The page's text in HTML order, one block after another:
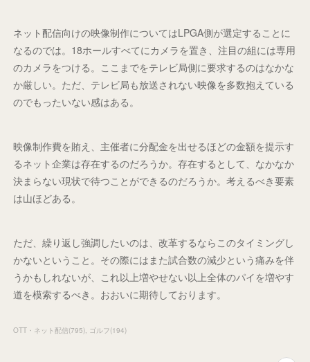
ネット配信向けの映像制作についてはLPGA側が選定することに
なるのでは。18ホールすべてにカメラを置き、注目の組には専用
のカメラをつける。ここまでをテレビ局側に要求するのはなかな
か厳しい。ただ、テレビ局も放送されない映像を多数抱えている
のでもったいない感はある。
映像制作費を賄え、主催者に分配金を出せるほどの金額を提示す
るネット企業は存在するのだろうか。存在するとして、なかなか
決まらない現状で待つことができるのだろうか。考えるべき要素
は山ほどある。
ただ、繰り返し強調したいのは、改革するならこのタイミングし
かないということ。その際にはまた試合数の減少という痛みを伴
うかもしれないが、これ以上増やせない以上全体のパイを増やす
道を模索するべき。おおいに期待しております。
OTT・ネット配信(795) ゴルフ(194)